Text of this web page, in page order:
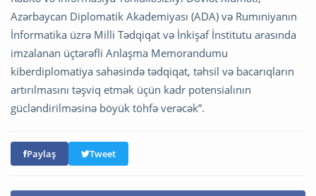
Azərbaycan Diplomatik Akademiyası (ADA) və Rumıniyanın
İnformatika üzrə Milli Tədqiqat və İnkişaf İnstitutu arasında
imzalanan üçtərəfli Anlaşma Memorandumu
kiberdiplomatiya sahəsində tədqiqat, təhsil və bacarıqların
artırılmasını təşviq etmək üçün kadr potensialının
gücləndirilməsinə böyük töhfə verəcək”.
Paylaş Tweet